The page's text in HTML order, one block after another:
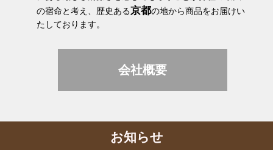
の宿命と考え、歴史ある京都の地から商品をお届けい
たしております。
会社概要
お知らせ